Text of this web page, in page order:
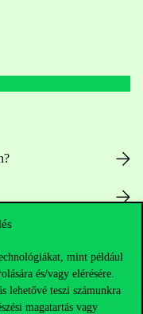
mint például
és/vagy elérésére.
lehetővé teszi számunkra
magatartás vagy